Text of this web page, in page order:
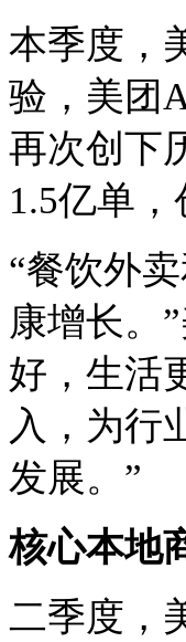
本季度，
验，美团
再次创下
1.5亿单，
“餐饮外
康增长。
好，生活
入，为行
发展。”
核心本地
二季度，